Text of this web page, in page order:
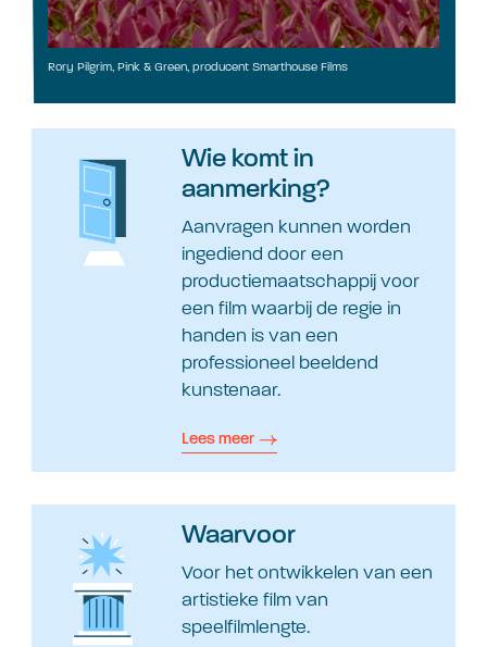
Rory Pilgrim, Pink & Green, producent Smarthouse Films
Wie komt in
aanmerking?
Aanvragen kunnen worden
ingediend door een
productiemaatschappij voor
een film waarbij de regie in
handen is van een
professioneel beeldend
kunstenaar.
Lees meer
Waarvoor
Voor het ontwikkelen van een
artistieke film van
speelfilmlengte.